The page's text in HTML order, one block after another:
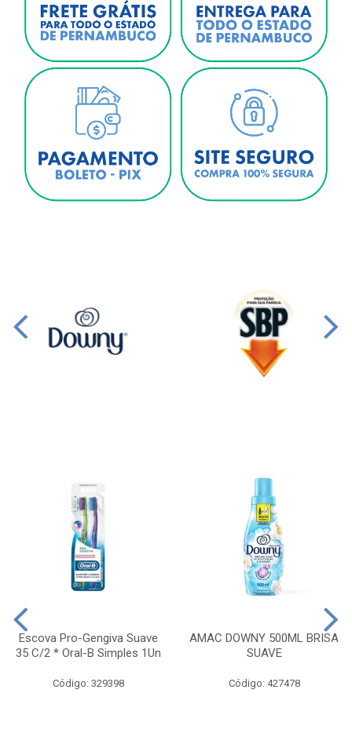
Escova Pro-Gengiva Suave
35 C/2 * Oral-B Simples 1Un
Código: 329398
AMAC DOWNY 500ML BRISA
SUAVE
Código: 427478